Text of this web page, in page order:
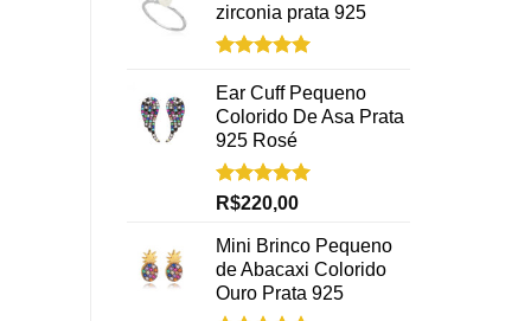
zirconia prata 925
5.00 de 5
Ear Cuff Pequeno
Colorido De Asa Prata
925 Rosé
Avaliação
R$220,00
Mini Brinco Pequeno
de Abacaxi Colorido
Ouro Prata 925